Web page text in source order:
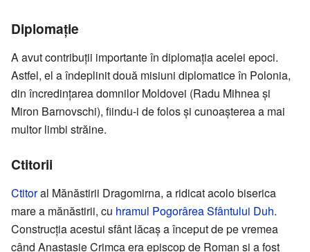
Diplomație
A avut contribuții importante în diplomația acelei epoci.
Astfel, el a îndeplinit două misiuni diplomatice în Polonia,
din încredințarea domnilor Moldovei (Radu Mihnea și
Miron Barnovschi), fiindu-i de folos și cunoașterea a mai
multor limbi străine.
Ctitorii
Ctitoral Mănăstirii Dragomirna, a ridicat acolo biserica
mare a mănăstirii, cu hramul Pogorârea Sfântului Duh.
Construcția acestui sfânt lăcaș a început de pe vremea
când Anastasie Crimca era episcop de Roman și a fost